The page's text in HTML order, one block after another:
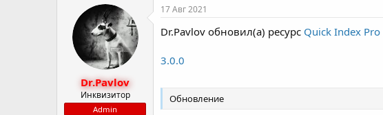
Dr.Pavlov
Инквизитор
Admin
17 Авг 2021
Dr.Pavlov обновил(а) ресурс Quick Index Pro
3.0.0
Обновление